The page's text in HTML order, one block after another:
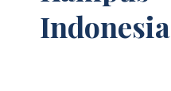
Indonesia